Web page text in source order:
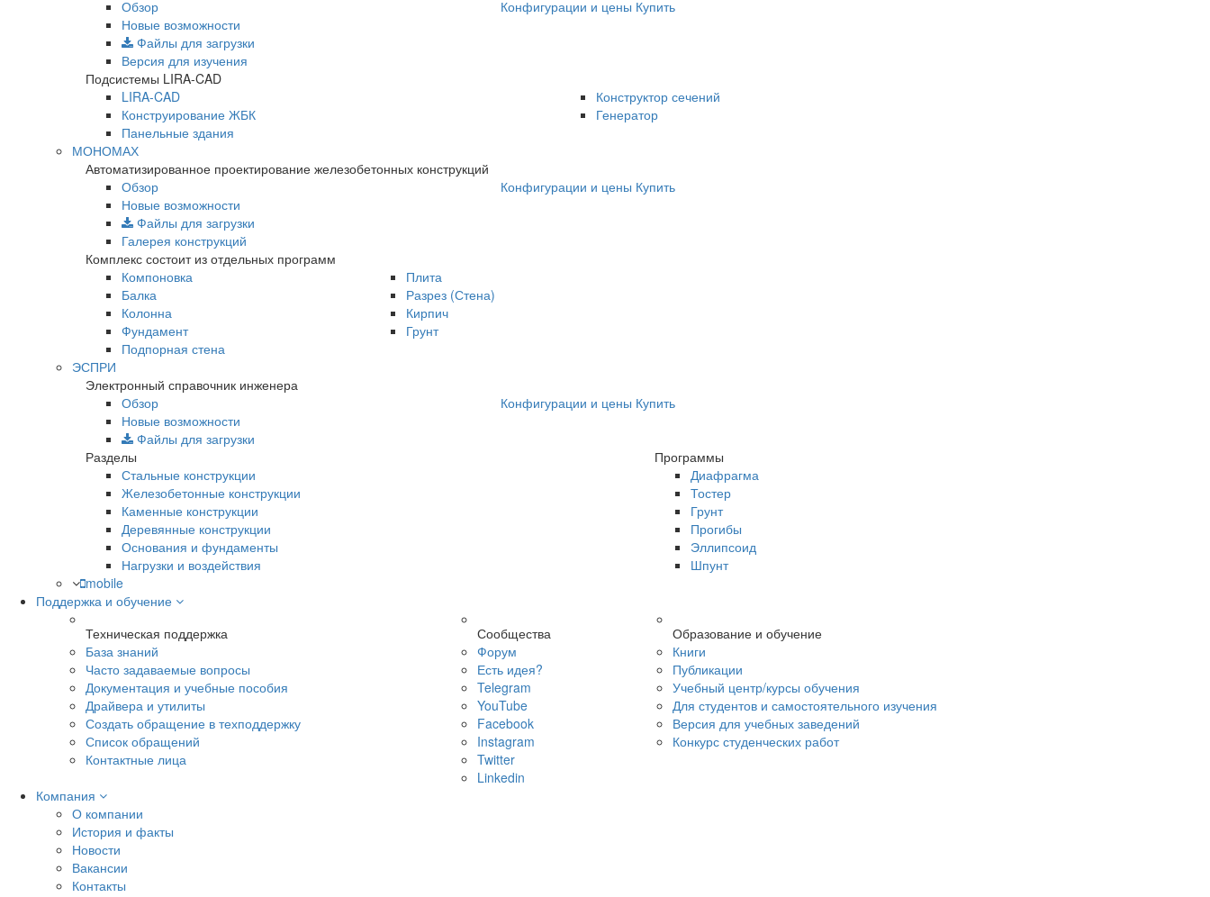
Обзор
Новые возможности
Файлы для загрузки
Версия для изучения
Конфигурации и цены Купить
Подсистемы LIRA-CAD
LIRA-CAD
Конструирование ЖБК
Панельные здания
Конструктор сечений
Генератор
МОНОМАХ
Автоматизированное проектирование железобетонных конструкций
Обзор
Новые возможности
Файлы для загрузки
Галерея конструкций
Конфигурации и цены Купить
Комплекс состоит из отдельных программ
Компоновка
Балка
Колонна
Фундамент
Подпорная стена
Плита
Разрез (Стена)
Кирпич
Грунт
ЭСПРИ
Электронный справочник инженера
Обзор
Новые возможности
Файлы для загрузки
Конфигурации и цены Купить
Разделы
Программы
Стальные конструкции
Железобетонные конструкции
Каменные конструкции
Деревянные конструкции
Основания и фундаменты
Нагрузки и воздействия
Диафрагма
Тостер
Грунт
Прогибы
Эллипсоид
Шпунт
mobile
Поддержка и обучение
Техническая поддержка
База знаний
Часто задаваемые вопросы
Документация и учебные пособия
Драйвера и утилиты
Создать обращение в техподдержку
Список обращений
Контактные лица
Сообщества
Форум
Есть идея?
Telegram
YouTube
Facebook
Instagram
Twitter
Linkedin
Образование и обучение
Книги
Публикации
Учебный центр/курсы обучения
Для студентов и самостоятельного изучения
Версия для учебных заведений
Конкурс студенческих работ
Компания
О компании
История и факты
Новости
Вакансии
Контакты